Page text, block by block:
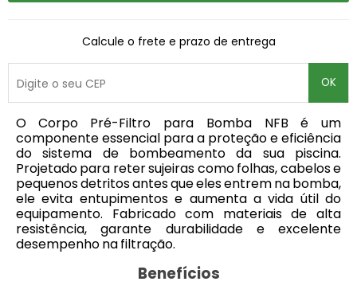
Calcule o frete e prazo de entrega
OK
O
Corpo Pré-Filtro para Bomba NFB é um
componente essencial para a proteção e eficiência
do sistema de bombeamento da sua piscina.
Projetado para reter sujeiras como folhas, cabelos e
pequenos detritos antes que eles entrem na bomba,
ele evita entupimentos e aumenta a vida útil do
equipamento. Fabricado com materiais de alta
resistência, garante durabilidade e excelente
desempenho na filtração.
Benefícios